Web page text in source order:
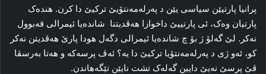
پرانیا پارتیێن سیاسی یێن د پەرله‌مه‌نتۆیێ ترکیێ دا کرن. هنده‌ک
پارتیان وه‌ک، ئی پارتییێ داخوازا هه‌ڤدیتنا شاندەیا ئیمرالی قه‌بوول
نه‌کر. لێ گه‌لۆ ژ بۆ چ شاندەیا ئیمرالی دگه‌ل هودا پارێ هه‌ڤدیتن نه‌کر
کو، ئەو ژی د پەرلەمەنتۆیا ترکیێ دا یە؟ ئه‌ڤ پرسه‌که‌ و هه‌تا به‌رسڤا
ڤێ پرسێ نەیێ دایین گه‌له‌ک تشت نایێن تێگەهاندن.